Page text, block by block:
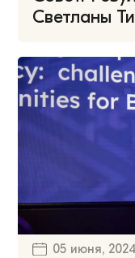
Светланы
05 июня, 2024